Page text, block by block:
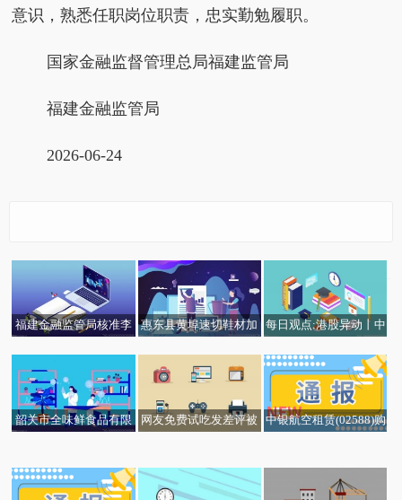
意识，熟悉任职岗位职责，忠实勤勉履职。
国家金融监督管理总局福建监管局
福建金融监管局
2026-06-24
福建金融监管局核准李
作联社理事任职资格
惠东县黄埠速切鞋材加
立 注册资本50万人民币
每日观点:港股异动丨中
全年净利润38.4亿不及
市场预期
韶关市全味鲜食品有限
网友免费试吃发差评被
尖椒茄子少油少辣完全
不是这个味，“吃不消这
中银航空租赁(02588)购
机并将飞机回租予卡塔
尔航空-焦点滚动
聘任的高管任期自2025